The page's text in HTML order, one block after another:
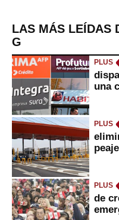
LAS MÁS LEÍDAS
G
PLUS
una
PLUS
PLUS
de